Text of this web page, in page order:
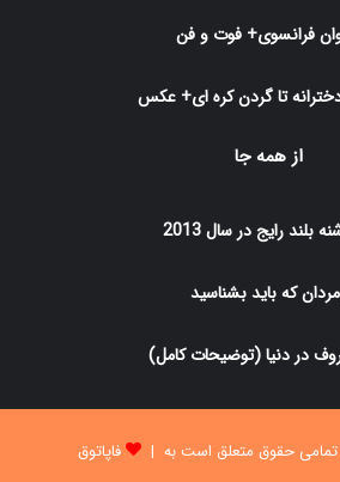
فرانسوی+ فوت و فن
از همه جا
که باید بشناسید
فاپاتوق